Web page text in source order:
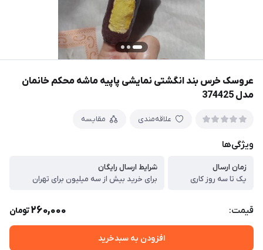
عروسک خرس بند انگشتی نمایشی پاپیه ماشه محکم خانمان
مدل 374425
علاقه‌مندی مقایسه
ویژگی‌ها
زمان ارسال
یک تا سه روز کاری
شرایط ارسال رایگان
برای خرید بیش از سه میلیون برای تهران
قیمت: 260,000تومان
افزودن به سبدخرید